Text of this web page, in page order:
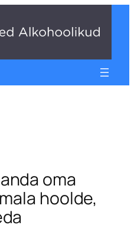
oma
hoolde,